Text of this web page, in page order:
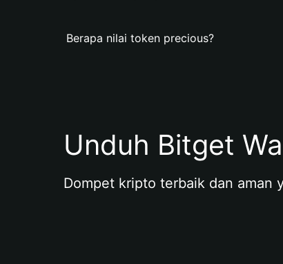
Berapa nilai token precious?
Unduh Bitget
Dompet kripto terbaik dan aman